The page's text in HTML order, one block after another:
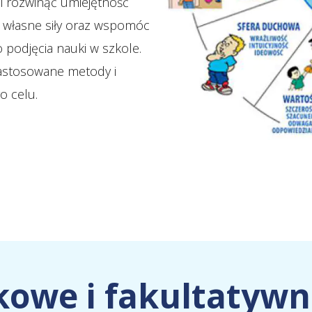
siły oraz wspomóc
podjęcia nauki w szkole.
metody i
celu.
i